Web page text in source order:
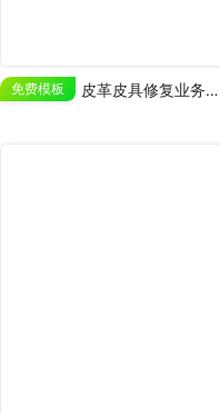
免费模板 皮革皮具修复业务宣传